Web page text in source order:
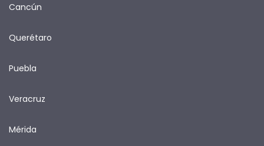
Cancún
Querétaro
Puebla
Veracruz
Mérida